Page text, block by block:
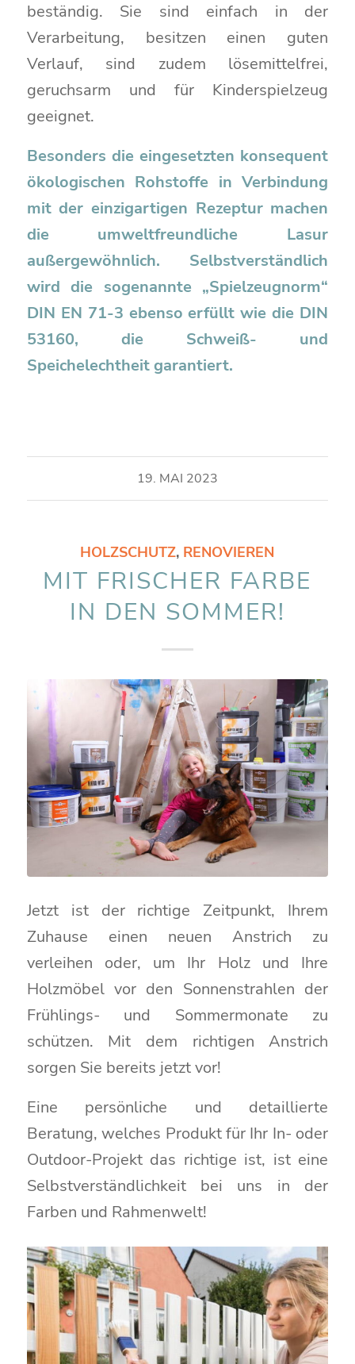
beständig. Sie sind einfach in der
Verarbeitung, besitzen einen guten
Verlauf, sind zudem lösemittelfrei,
geruchsarm und für Kinderspielzeug
geeignet.
Besonders die eingesetzten konsequent
ökologischen Rohstoffe in Verbindung
mit der einzigartigen Rezeptur machen
die umweltfreundliche Lasur
außergewöhnlich. Selbstverständlich
wird die sogenannte „Spielzeugnorm“
DIN EN 71-3 ebenso erfüllt wie die DIN
53160, die Schweiß- und
Speichelechtheit garantiert.
19. MAI 2023
HOLZSCHUTZ, RENOVIEREN
MIT FRISCHER FARBE
IN DEN SOMMER!
Jetzt ist der richtige Zeitpunkt, Ihrem
Zuhause einen neuen Anstrich zu
verleihen oder, um Ihr Holz und Ihre
Holzmöbel vor den Sonnenstrahlen der
Frühlings- und Sommermonate zu
schützen. Mit dem richtigen Anstrich
sorgen Sie bereits jetzt vor!
Eine persönliche und detaillierte
Beratung, welches Produkt für Ihr In- oder
Outdoor-Projekt das richtige ist, ist eine
Selbstverständlichkeit bei uns in der
Farben und Rahmenwelt!